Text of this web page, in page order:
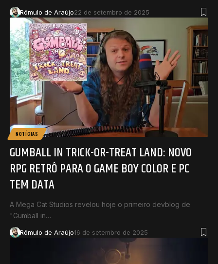
Rômulo de Araújo22 de setembro de 2025
NOTÍCIAS
GUMBALL IN TRICK-OR-TREAT LAND: NOVO
RPG RETRÔ PARA O GAME BOY COLOR E PC
TEM DATA
A Mega Cat Studios revelou hoje o primeiro devblog de
"Gumball in…
Rômulo de Araújo16 de setembro de 2025